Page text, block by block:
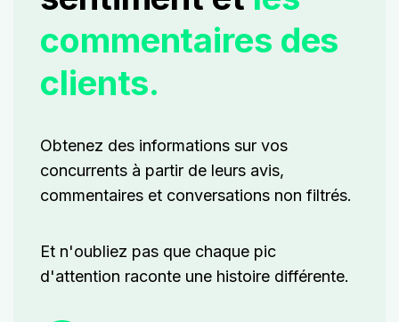
commentaires des
clients.
Obtenez des informations sur vos
concurrents à partir de leurs avis,
commentaires et conversations non filtrés.
Et n'oubliez pas que chaque pic
d'attention raconte une histoire différente.